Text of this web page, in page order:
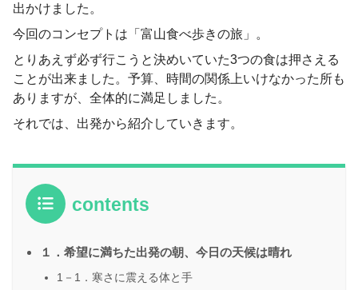
出かけました。
今回のコンセプトは「富山食べ歩きの旅」。
とりあえず必ず行こうと決めいていた3つの食は押さえる
ことが出来ました。予算、時間の関係上いけなかった所も
ありますが、全体的に満足しました。
それでは、出発から紹介していきます。
contents
１．希望に満ちた出発の朝、今日の天候は晴れ
1－1．寒さに震える体と手